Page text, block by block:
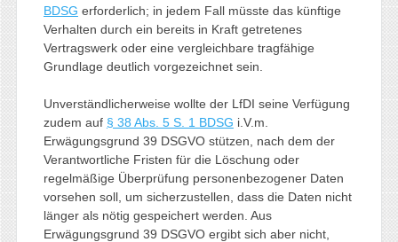
BDSG erforderlich; in jedem Fall müsste das künftige
Verhalten durch ein bereits in Kraft getretenes
Vertragswerk oder eine vergleichbare tragfähige
Grundlage deutlich vorgezeichnet sein.
Unverständlicherweise wollte der LfDI seine Verfügung
zudem auf § 38 Abs. 5 S. 1 BDSG i.V.m.
Erwägungsgrund 39 DSGVO stützen, nach dem der
Verantwortliche Fristen für die Löschung oder
regelmäßige Überprüfung personenbezogener Daten
vorsehen soll, um sicherzustellen, dass die Daten nicht
länger als nötig gespeichert werden. Aus
Erwägungsgrund 39 DSGVO ergibt sich aber nicht,